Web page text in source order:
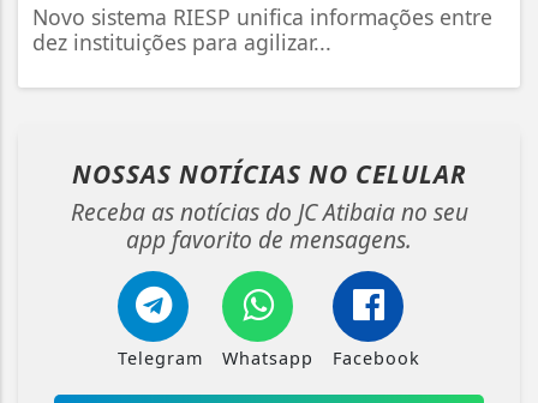
Novo sistema RIESP unifica informações entre
dez instituições para agilizar...
NOSSAS NOTÍCIAS NO CELULAR
Receba as notícias do JC Atibaia no seu
app favorito de mensagens.
Telegram Whatsapp Facebook